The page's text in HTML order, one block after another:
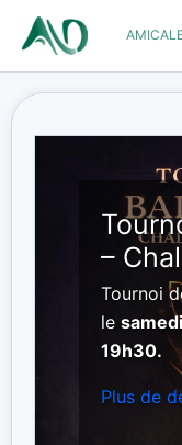
–
Tournoi
le
19h30.
Plus de